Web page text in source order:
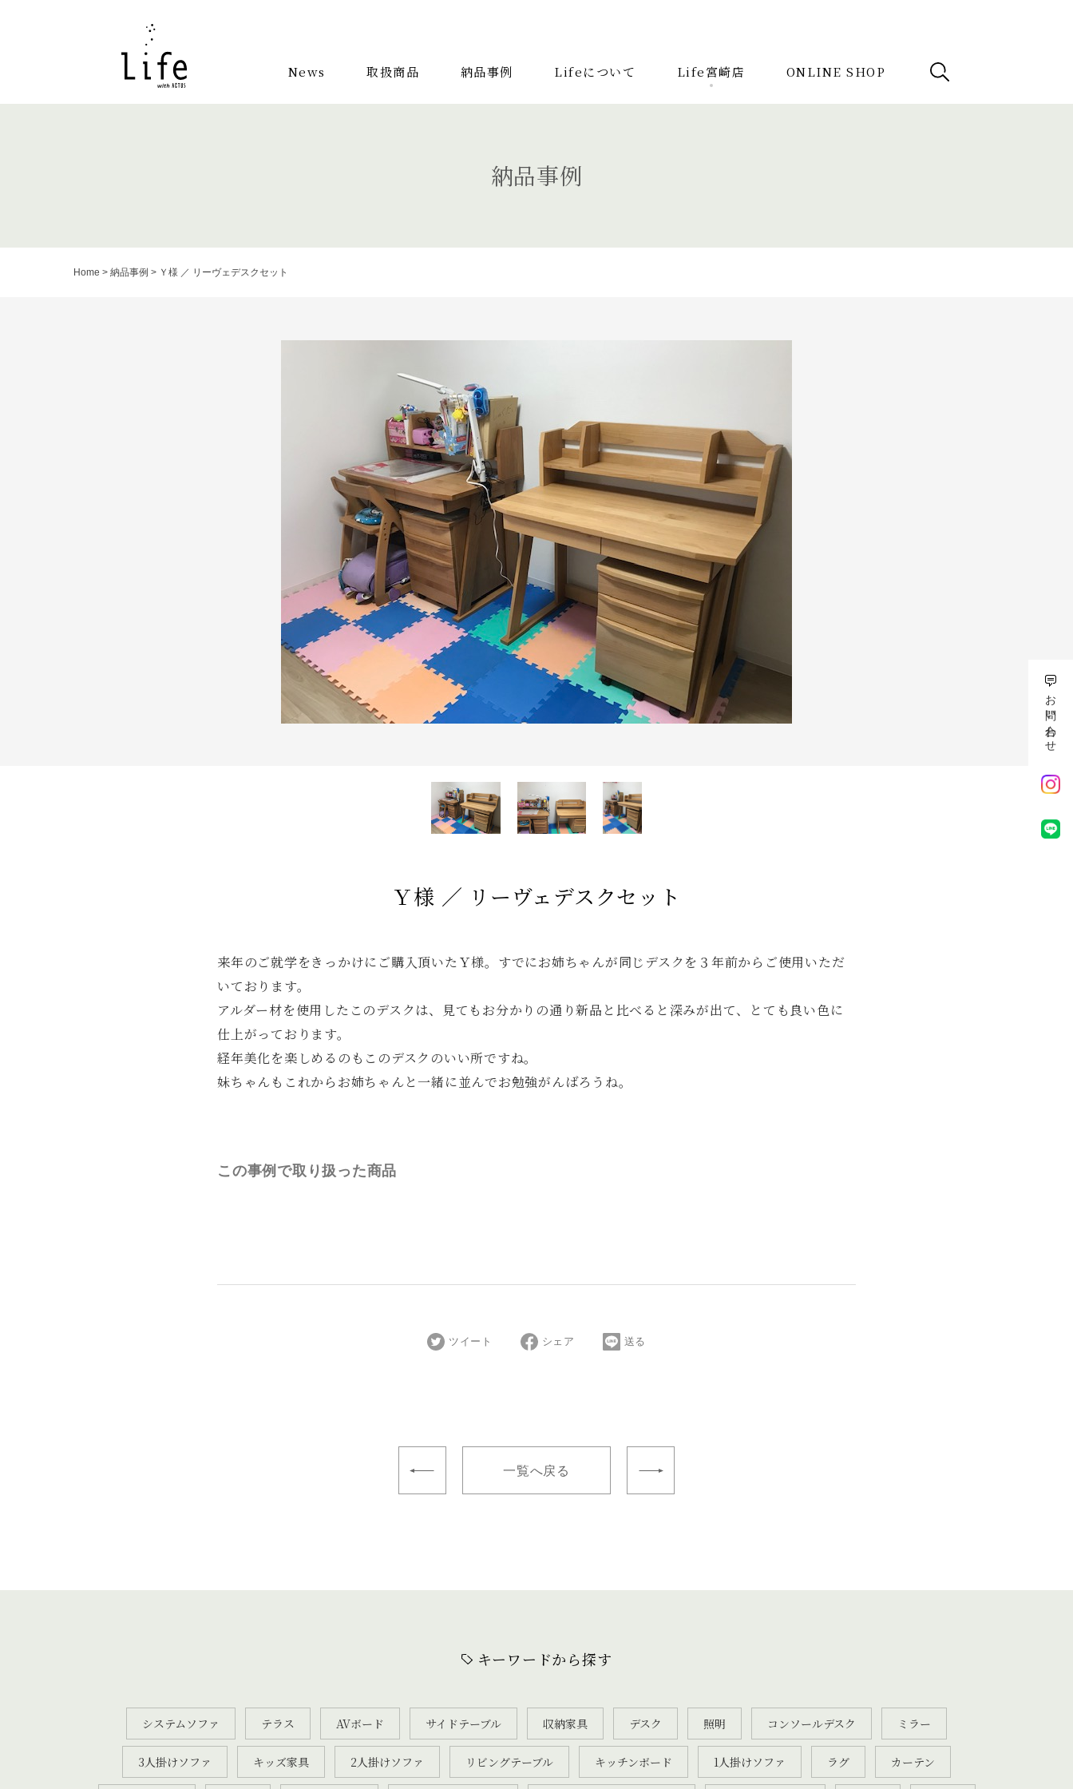
News 取扱商品 納品事例 Lifeについて Life宮崎店 ONLINE SHOP
システムソファ テラス AVボード サイドテーブル 収納家具 デスク
カーテン カウチソファ ダイニングテーブル
納品事例
Home > 納品事例 > Ｙ様 ／ リーヴェデスクセット
Ｙ様 ／ リーヴェデスクセット
来年のご就学をきっかけにご購入頂いたＹ様。すでにお姉ちゃんが同じデスクを３年前からご使用いただ
いております。
アルダー材を使用したこのデスクは、見てもお分かりの通り新品と比べると深みが出て、とても良い色に
仕上がっております。
経年美化を楽しめるのもこのデスクのいい所ですね。
妹ちゃんもこれからお姉ちゃんと一緒に並んでお勉強がんばろうね。
この事例で取り扱った商品
ツイート シェア 送る
一覧へ戻る
キーワードから探す
システムソファ テラス AVボード サイドテーブル 収納家具 デスク 照明 コンソールデスク ミラー
3人掛けソファ キッズ家具 2人掛けソファ リビングテーブル キッチンボード 1人掛けソファ ラグ カーテン
お問い合わせ